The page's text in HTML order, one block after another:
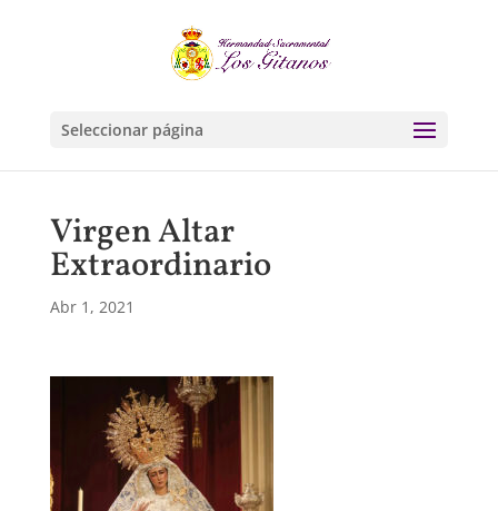
Seleccionar página
Virgen Altar
Extraordinario
Abr 1, 2021